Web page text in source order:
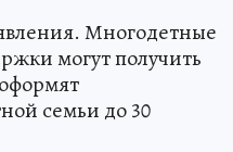
Многодетные
могут получить
семьи до 30